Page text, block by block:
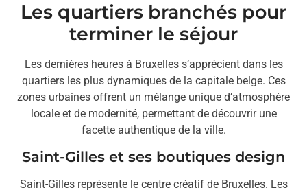
Les quartiers branchés pour
terminer le séjour
Les dernières heures à Bruxelles s’apprécient dans les
quartiers les plus dynamiques de la capitale belge. Ces
zones urbaines offrent un mélange unique d’atmosphère
locale et de modernité, permettant de découvrir une
facette authentique de la ville.
Saint-Gilles et ses boutiques design
Saint-Gilles représente le centre créatif de Bruxelles. Les